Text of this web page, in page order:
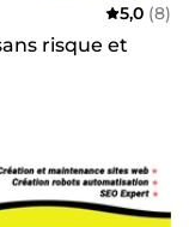
5,0 (8)
risque et